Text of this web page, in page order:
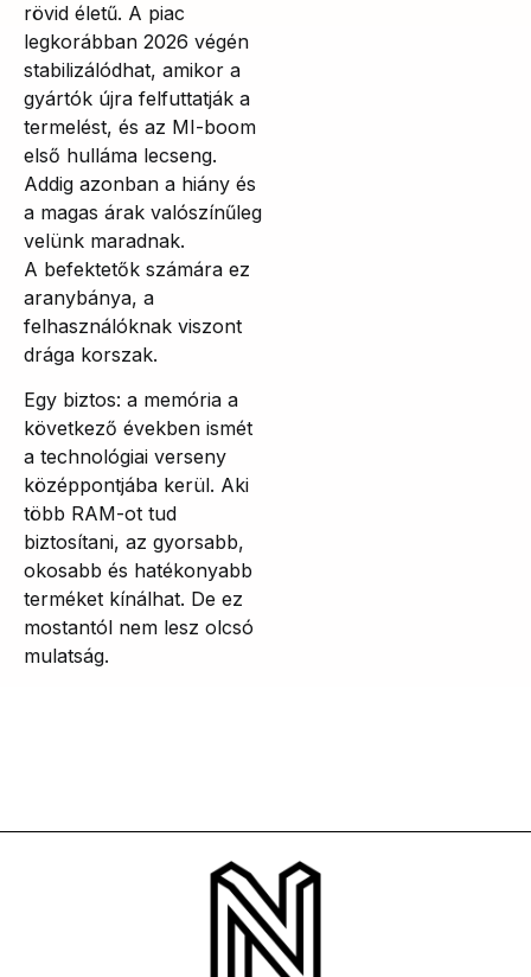
rövid életű. A piac
legkorábban 2026 végén
stabilizálódhat, amikor a
gyártók újra felfuttatják a
termelést, és az MI-boom
első hulláma lecseng.
Addig azonban a hiány és
a magas árak valószínűleg
velünk maradnak.
A befektetők számára ez
aranybánya, a
felhasználóknak viszont
drága korszak.
Egy biztos: a memória a
következő években ismét
a technológiai verseny
középpontjába kerül. Aki
több RAM-ot tud
biztosítani, az gyorsabb,
okosabb és hatékonyabb
terméket kínálhat. De ez
mostantól nem lesz olcsó
mulatság.